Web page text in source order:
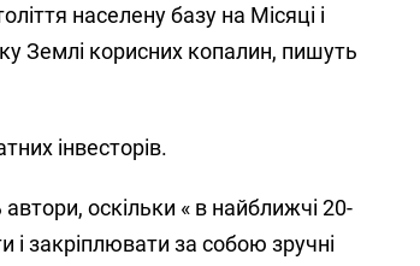
населену базу на Місяці і
Землі корисних копалин, пишуть
інвесторів.
оскільки « в найближчі 20-
і закріплювати за собою зручні